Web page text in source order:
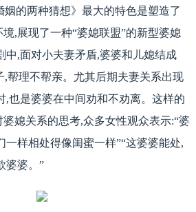
姻的两种猜想》最大的特色是塑造了
,展现了一种“婆媳联盟”的新型婆媳
中,面对小夫妻矛盾,婆婆和儿媳结成
,帮理不帮亲。尤其后期夫妻关系出现
,也是婆婆在中间劝和不劝离。这样的
媳关系的思考,众多女性观众表示:“婆
一样相处得像闺蜜一样”“这婆婆能处,
婆婆。”